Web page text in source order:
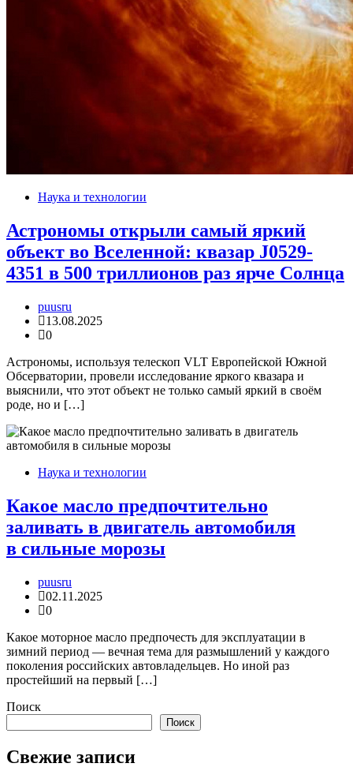
Наука и технологии
Астрономы открыли самый яркий
объект во Вселенной: квазар J0529-
4351 в 500 триллионов раз ярче Солнца
puusru
13.08.2025
0
Астрономы, используя телескоп VLT Европейской Южной
Обсерватории, провели исследование яркого квазара и
выяснили, что этот объект не только самый яркий в своём
роде, но и […]
Наука и технологии
Какое масло предпочтительно
заливать в двигатель автомобиля
в сильные морозы
puusru
02.11.2025
0
Какое моторное масло предпочесть для эксплуатации в
зимний период — вечная тема для размышлений у каждого
поколения российских автовладельцев. Но иной раз
простейший на первый […]
Поиск
Поиск
Свежие записи